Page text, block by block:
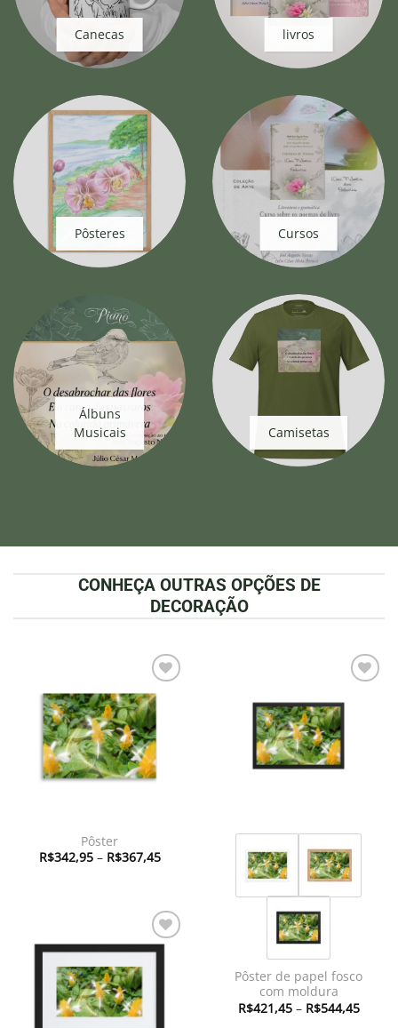
Canecas livros
Pôsteres Cursos
Álbuns
Musicais
Camisetas
CONHEÇA OUTRAS OPÇÕES DE
DECORAÇÃO
Adicionar
à lista de
desejos
Pôster
R$342,95 – R$367,45Faixa
de
R$367,45
à lista de
desejos
Pôster de papel fosco
com moldura
R$421,45 – R$544,45Faixa
de
Adicionar
desejos